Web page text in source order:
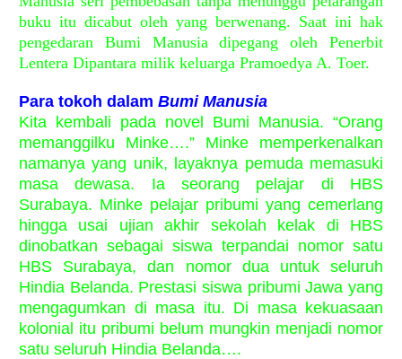
buku itu dicabut oleh yang berwenang. Saat ini hak
pengedaran Bumi Manusia dipegang oleh Penerbit
Lentera Dipantara milik keluarga Pramoedya A. Toer.
Para tokoh dalam Bumi Manusia
Kita kembali pada novel Bumi Manusia. “Orang
memanggilku Minke….” Minke memperkenalkan
namanya yang unik, layaknya pemuda memasuki
masa dewasa. Ia seorang pelajar di HBS
Surabaya. Minke pelajar pribumi yang cemerlang
hingga usai ujian akhir sekolah kelak di HBS
dinobatkan sebagai siswa terpandai nomor satu
HBS Surabaya, dan nomor dua untuk seluruh
Hindia Belanda. Prestasi siswa pribumi Jawa yang
mengagumkan di masa itu. Di masa kekuasaan
kolonial itu pribumi belum mungkin menjadi nomor
satu seluruh Hindia Belanda….